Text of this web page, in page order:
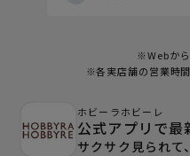
※Webから
※各実店舗の営業時
ホビーラホビーレ
公式アプリで最
サクサク見られ